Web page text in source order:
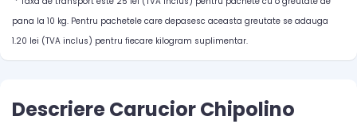
pana la 10 kg. Pentru pachetele care depasesc aceasta greutate se adauga
1.20 lei (TVA inclus) pentru fiecare kilogram suplimentar.
Descriere Carucior Chipolino